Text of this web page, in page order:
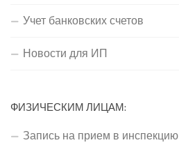
Учет банковских счетов
Новости для ИП
ФИЗИЧЕСКИМ ЛИЦАМ:
Запись на прием в инспекцию